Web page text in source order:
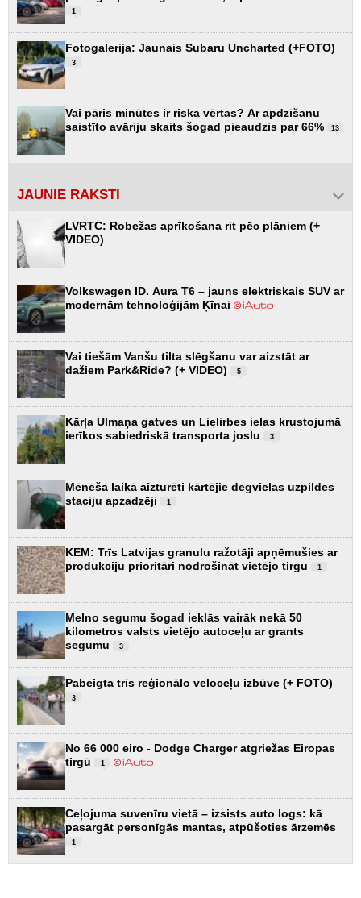
1
Fotogalerija: Jaunais Subaru Uncharted (+FOTO)
3
Vai pāris minūtes ir riska vērtas? Ar apdzīšanu
saistīto avāriju skaits šogad pieaudzis par 66%
13
JAUNIE RAKSTI
LVRTC: Robežas aprīkošana rit pēc plāniem (+
VIDEO)
Volkswagen ID. Aura T6 – jauns elektriskais SUV ar
modernām tehnoloģijām Ķīnai
Vai tiešām Vanšu tilta slēgšanu var aizstāt ar
dažiem Park&Ride? (+ VIDEO)
5
Kārļa Ulmaņa gatves un Lielirbes ielas krustojumā
ierīkos sabiedriskā transporta joslu
3
Mēneša laikā aizturēti kārtējie degvielas uzpildes
staciju apzadzēji
1
KEM: Trīs Latvijas granulu ražotāji apņēmušies ar
produkciju prioritāri nodrošināt vietējo tirgu
1
Melno segumu šogad ieklās vairāk nekā 50
kilometros valsts vietējo autoceļu ar grants
segumu
3
Pabeigta trīs reģionālo veloceļu izbūve (+ FOTO)
3
No 66 000 eiro - Dodge Charger atgriežas Eiropas
tirgū
1
Ceļojuma suvenīru vietā – izsists auto logs: kā
pasargāt personīgās mantas, atpūšoties ārzemēs
1